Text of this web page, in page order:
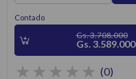
Contado
Gs. 3.708.000
Gs. 3.589.000
(0)